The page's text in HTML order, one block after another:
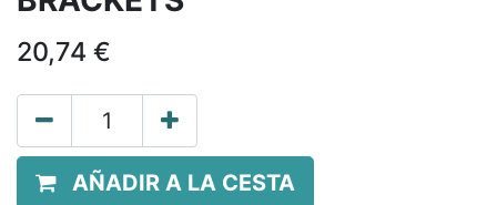
20,74 €
AÑADIR A LA CESTA